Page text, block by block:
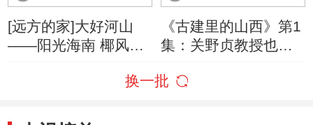
[远方的家]大好河山
——阳光海南 椰风海
《古建里的山西》第1
集：关野贞教授也曾
为何只留下一句“佛光
换一批